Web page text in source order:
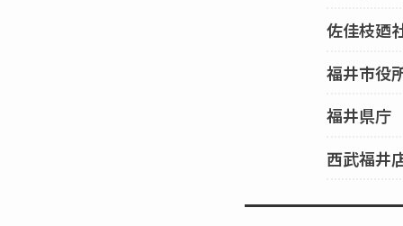
佐佳枝廼
福井市役
福井県庁
西武福井